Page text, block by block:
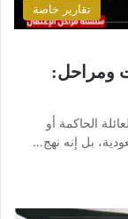
تقارير خاصة
ومراحل:
الحاكمة أو
بل إنه نهج…